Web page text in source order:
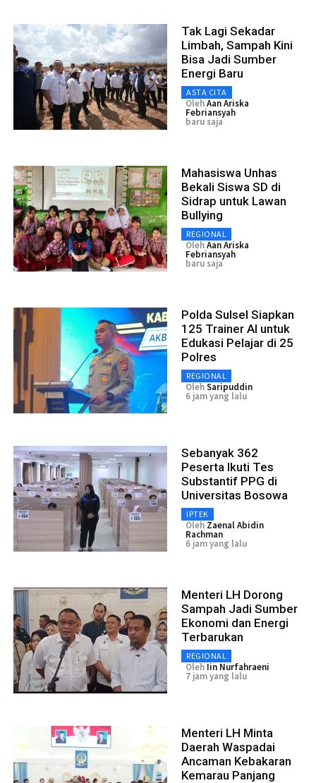
Tak Lagi Sekadar
Limbah, Sampah Kini
Bisa Jadi Sumber
Energi Baru
ASTA CITA
OlehAan Ariska
Febriansyah
baru saja
Mahasiswa Unhas
Bekali Siswa SD di
Sidrap untuk Lawan
Bullying
REGIONAL
OlehAan Ariska
Febriansyah
baru saja
Polda Sulsel Siapkan
125 Trainer AI untuk
Edukasi Pelajar di 25
Polres
REGIONAL
OlehSaripuddin
6 jam yang lalu
Sebanyak 362
Peserta Ikuti Tes
Substantif PPG di
Universitas Bosowa
IPTEK
Oleh Zaenal Abidin
Rachman
6 jam yang lalu
Menteri LH Dorong
Sampah Jadi Sumber
Ekonomi dan Energi
Terbarukan
REGIONAL
Oleh Iin Nurfahraeni
7 jam yang lalu
Menteri LH Minta
Daerah Waspadai
Ancaman Kebakaran
Kemarau Panjang